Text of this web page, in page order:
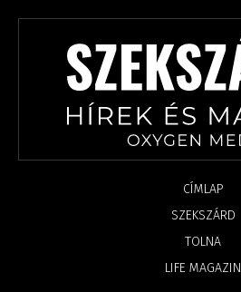
CÍMLAP
SZEKSZÁRD
TOLNA
LIFE MAGAZIN